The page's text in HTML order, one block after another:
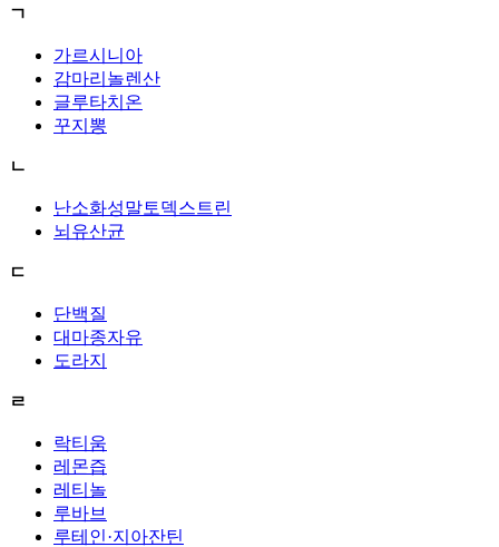
ㄱ
가르시니아
감마리놀렌산
글루타치온
꾸지뽕
ㄴ
난소화성말토덱스트린
뇌유산균
ㄷ
단백질
대마종자유
도라지
ㄹ
락티움
레몬즙
레티놀
루바브
루테인·지아잔틴